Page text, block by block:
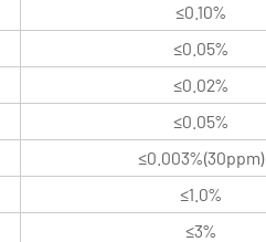
≤0.10%
≤0.05%
≤0.02%
≤0.05%
≤0.003%(30ppm)
≤1.0%
≤3%